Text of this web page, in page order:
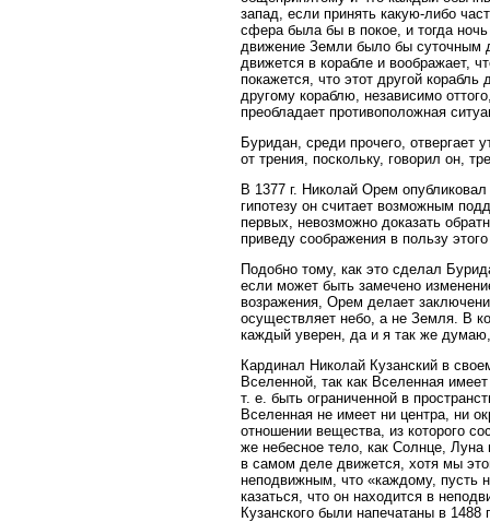
запад, если принять какую-либо
сфера была бы в покое, и тогда
движение Земли было бы суточным
движется в корабле и воображает,
покажется, что этот другой
другому кораблю, независимо
преобладает противоположная
Буридан, среди прочего,
от трения, поскольку, говорил он,
В 1377 г. Николай Орем
гипотезу он считает возможным
первых, невозможно доказать
приведу соображения в пользу
Подобно тому, как это сделал
если может быть замечено
возражения, Орем делает
осуществляет небо, а не Земля. В
каждый уверен, да и я так же
Кардинал Николай Кузанский в
Вселенной, так как Вселенная
т. е. быть ограниченной в
Вселенная не имеет ни центра, ни
отношении вещества, из которого
же небесное тело, как Солнце, Луна
в самом деле движется, хотя мы
неподвижным, что «каждому, пусть
казаться, что он находится в
Кузанского были напечатаны в 1488